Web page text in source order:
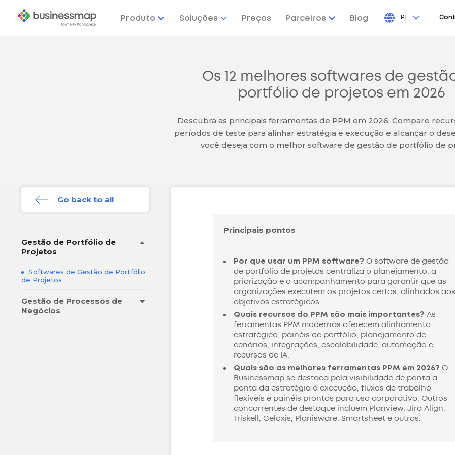
Produto Soluções Preços Parceiros Blog PT
Os 12 melhores softwares de
portfólio de projetos em 2026
Descubra as principais ferramentas de PPM em 2026. Compare
períodos de teste para alinhar estratégia e execução e alcançar o
você deseja com o melhor software de gestão de portfólio de
Go back to all
Gestão de Portfólio de
Projetos
Softwares de Gestão de Portfólio
de Projetos
Gestão de Processos de
Negócios
Principais pontos
Por que usar um PPM software? O software de gestão
de portfólio de projetos centraliza o planejamento, a
priorização e o acompanhamento para garantir que as
organizações executem os projetos certos, alinhados aos
objetivos estratégicos.
Quais recursos do PPM são mais importantes? As
ferramentas PPM modernas oferecem alinhamento
estratégico, painéis de portfólio, planejamento de
cenários, integrações, escalabilidade, automação e
recursos de IA.
Quais são as melhores ferramentas PPM em 2026? O
Businessmap se destaca pela visibilidade de ponta a
ponta da estratégia à execução, fluxos de trabalho
flexíveis e painéis prontos para uso corporativo. Outros
concorrentes de destaque incluem Planview, Jira Align,
Triskell, Celoxis, Planisware, Smartsheet e outros.